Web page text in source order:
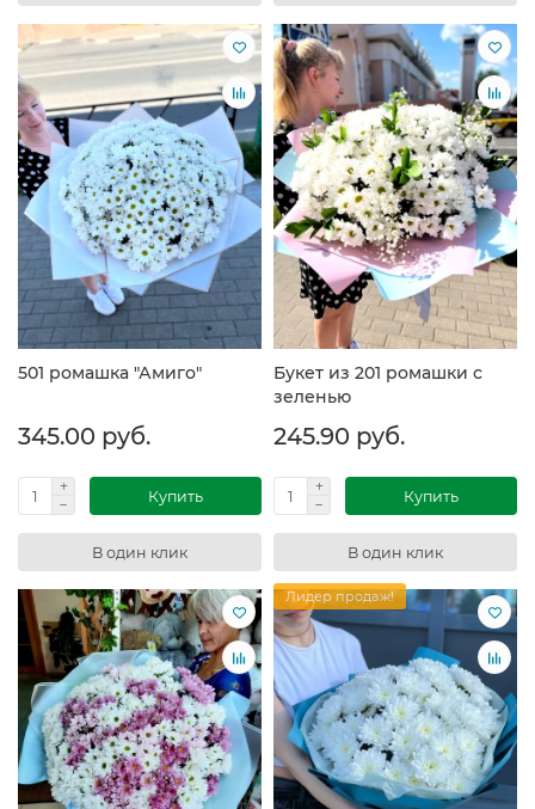
501 ромашка "Амиго"
345.00 руб.
Купить
В один клик
Букет из 201 ромашки с
зеленью
245.90 руб.
Купить
В один клик
Лидер продаж!